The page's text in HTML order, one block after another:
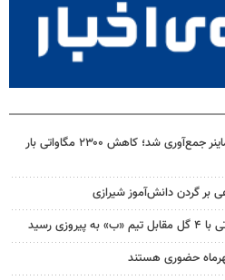
مدیرعامل توانیر: ۱۰ هزار ماینر جمع‌آوری شد؛ کاهش ۲۳۰۰ مگاواتی بار
گردن دانش‌آموز شیرازی
رسید
حضوری هستند